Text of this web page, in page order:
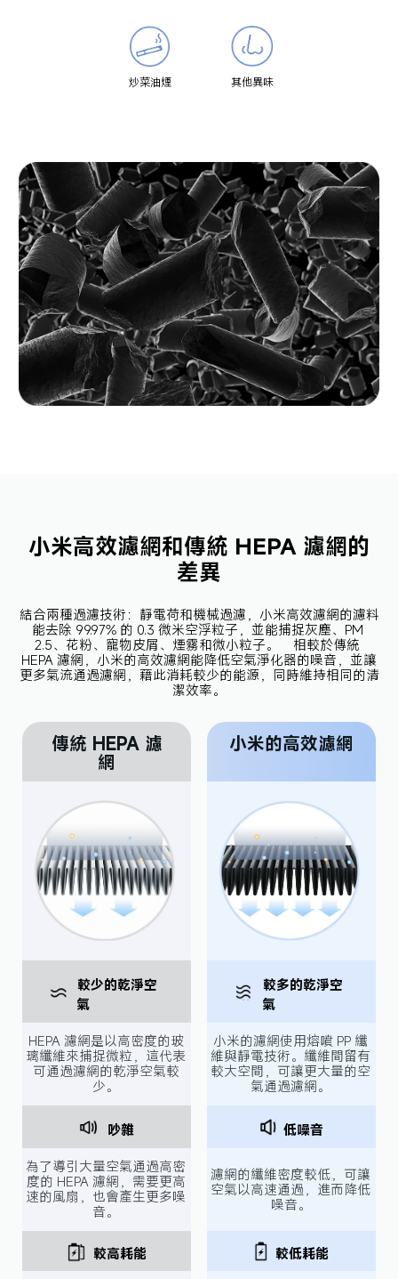
炒菜油煙 其他異味
小米高效濾網和傳統 HEPA 濾網的
差異
結合兩種過濾技術：靜電荷和機械過濾，小米高效濾網的濾料
能去除 99.97% 的 0.3 微米空浮粒子，並能捕捉灰塵、PM
2.5、花粉、寵物皮屑、煙霧和微小粒子。    相較於傳統
HEPA 濾網，小米的高效濾網能降低空氣淨化器的噪音，並讓
更多氣流通過濾網，藉此消耗較少的能源，同時維持相同的清
潔效率。
傳統 HEPA 濾
網
小米的高效濾網
較少的乾淨空
氣
較多的乾淨空
氣
HEPA 濾網是以高密度的玻
璃纖維來捕捉微粒，這代表
可通過濾網的乾淨空氣較
少。
小米的濾網使用熔噴 PP 纖
維與靜電技術。纖維間留有
較大空間，可讓更大量的空
氣通過濾網。
吵雜 低噪音
為了導引大量空氣通過高密
度的 HEPA 濾網，需要更高
速的風扇，也會產生更多噪
音。
濾網的纖維密度較低，可讓
空氣以高速通過，進而降低
噪音。
較高耗能 較低耗能